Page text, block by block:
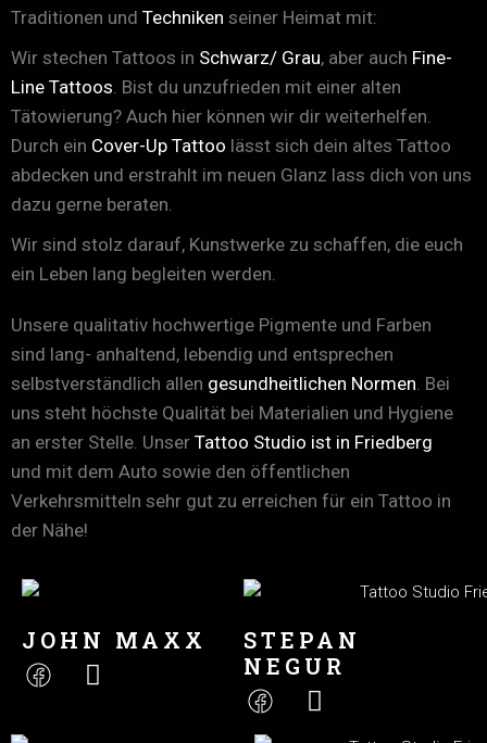
Traditionen und Techniken seiner Heimat mit:
Wir stechen Tattoos in Schwarz/ Grau, aber auch Fine-
Line Tattoos. Bist du unzufrieden mit einer alten
Tätowierung? Auch hier können wir dir weiterhelfen.
Durch ein Cover-Up Tattoo lässt sich dein altes Tattoo
abdecken und erstrahlt im neuen Glanz lass dich von uns
dazu gerne beraten.
Wir sind stolz darauf, Kunstwerke zu schaffen, die euch
ein Leben lang begleiten werden.
Unsere qualitativ hochwertige Pigmente und Farben
sind lang- anhaltend, lebendig und entsprechen
selbstverständlich allen gesundheitlichen Normen. Bei
uns steht höchste Qualität bei Materialien und Hygiene
an erster Stelle. Unser Tattoo Studio ist in Friedberg
und mit dem Auto sowie den öffentlichen
Verkehrsmitteln sehr gut zu erreichen für ein Tattoo in
der Nähe!
JOHN MAXX
STEPAN
NEGUR